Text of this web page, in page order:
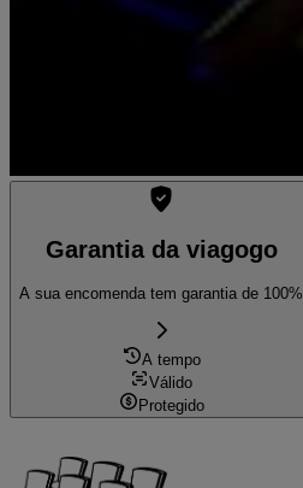
Garantia da viagogo
A sua encomenda tem garantia de 100%
A tempo
Válido
Protegido